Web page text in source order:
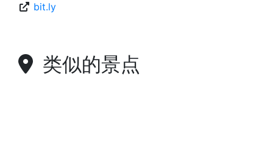
bit.ly
类似的景点